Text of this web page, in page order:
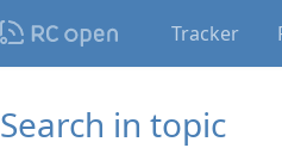
Tracker
Search in topic